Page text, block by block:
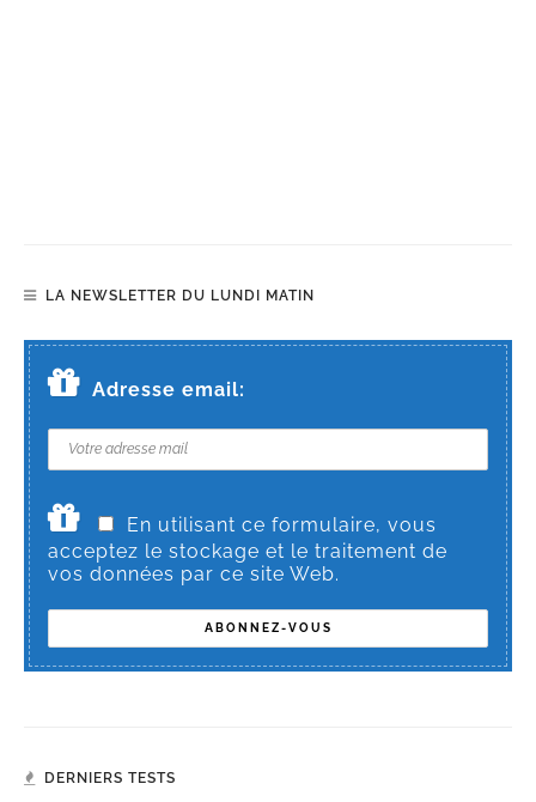
LA NEWSLETTER DU LUNDI MATIN
Adresse email:
En utilisant ce formulaire, vous
acceptez le stockage et le traitement de
vos données par ce site Web.
DERNIERS TESTS